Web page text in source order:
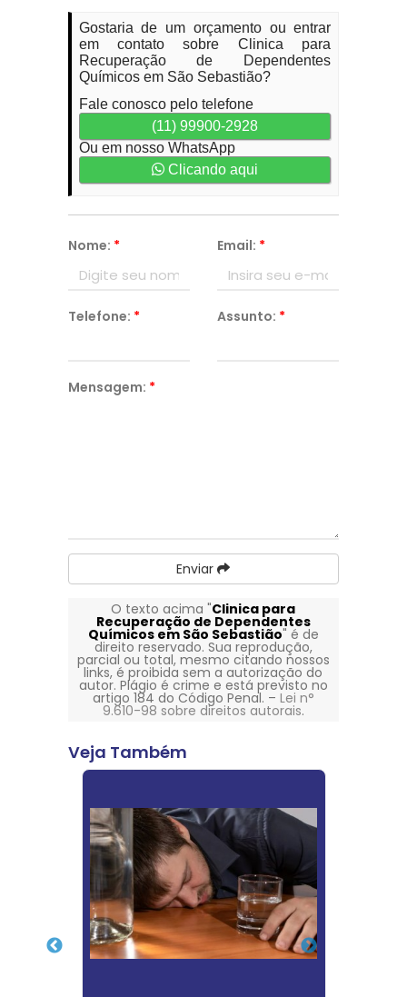
Gostaria de um orçamento ou entrar
em contato sobre Clinica para
Recuperação de Dependentes
Químicos em São Sebastião?
Fale conosco pelo telefone
(11) 99900-2928
Ou em nosso WhatsApp
Clicando aqui
Nome: * Email: *
Telefone: * Assunto: *
Mensagem: *
Enviar
O texto acima "Clinica para
Recuperação de Dependentes
Químicos em São Sebastião" é de
direito reservado. Sua reprodução,
parcial ou total, mesmo citando nossos
links, é proibida sem a autorização do
autor. Plágio é crime e está previsto no
artigo 184 do Código Penal. – Lei n°
9.610-98 sobre direitos autorais.
Veja Também